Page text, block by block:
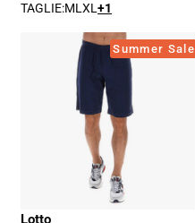
TAGLIE:MLXL+1
Shorts
Lotto
-
Blu
Summer Sale
Lotto